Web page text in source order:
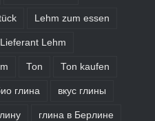
Lehm zum essen
Lieferant Lehm
Ton Ton kaufen
глина вкус глины
глина в Берлине